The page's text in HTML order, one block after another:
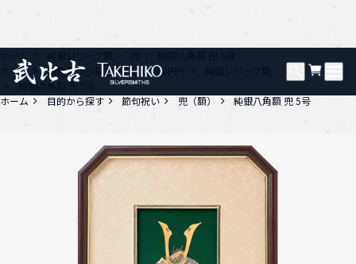
ホーム
価格帯から探す 100,000円〜
純銀八角額 兜 5号
ホーム
目的から探す 節句祝い 兜（額） 純銀八角額 兜 5号